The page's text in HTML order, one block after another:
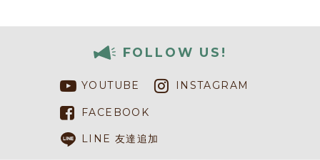
FOLLOW US!
YOUTUBE INSTAGRAM
FACEBOOK
LINE 友達追加